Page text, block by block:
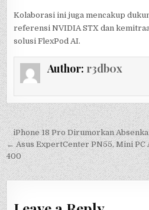
Kolaborasi ini juga mencakup
referensi NVIDIA STX dan
solusi FlexPod AI.
Author: r3db0x
Post
navigation
iPhone 18 Pro Dirumorkan
← Asus ExpertCenter PN55, Mini PC
400